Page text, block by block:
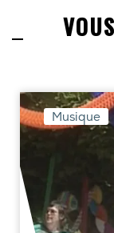
Musique